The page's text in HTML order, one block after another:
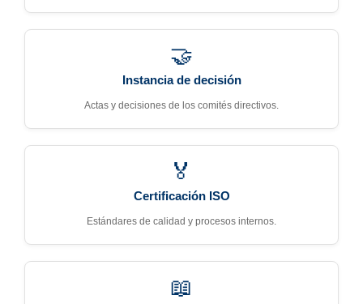
🤝
Instancia de decisión
Actas y decisiones de los comités directivos.
🏅
Certificación ISO
Estándares de calidad y procesos internos.
📖